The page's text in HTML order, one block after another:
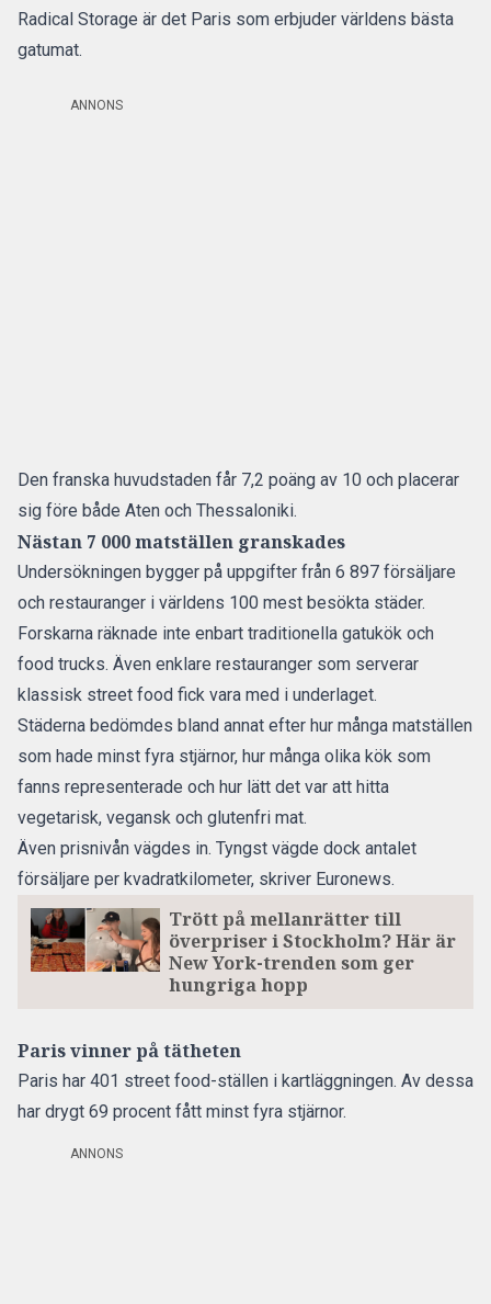
Radical Storage är det Paris som erbjuder världens bästa
gatumat.
ANNONS
Den franska huvudstaden får 7,2 poäng av 10 och placerar
sig före både Aten och Thessaloniki.
Nästan 7 000 matställen granskades
Undersökningen bygger på uppgifter från 6 897 försäljare
och restauranger i världens 100 mest besökta städer.
Forskarna räknade inte enbart traditionella gatukök och
food trucks. Även enklare restauranger som serverar
klassisk street food fick vara med i underlaget.
Städerna bedömdes bland annat efter hur många matställen
som hade minst fyra stjärnor, hur många olika kök som
fanns representerade och hur lätt det var att hitta
vegetarisk, vegansk och glutenfri mat.
Även prisnivån vägdes in. Tyngst vägde dock antalet
försäljare per kvadratkilometer, skriver Euronews.
Trött på mellanrätter till
överpriser i Stockholm? Här är
New York-trenden som ger
hungriga hopp
Paris vinner på tätheten
Paris har 401 street food-ställen i kartläggningen. Av dessa
har drygt 69 procent fått minst fyra stjärnor.
ANNONS